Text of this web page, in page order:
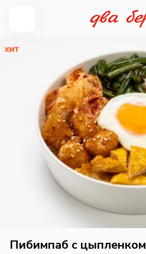
Пибимпаб с цыпленком